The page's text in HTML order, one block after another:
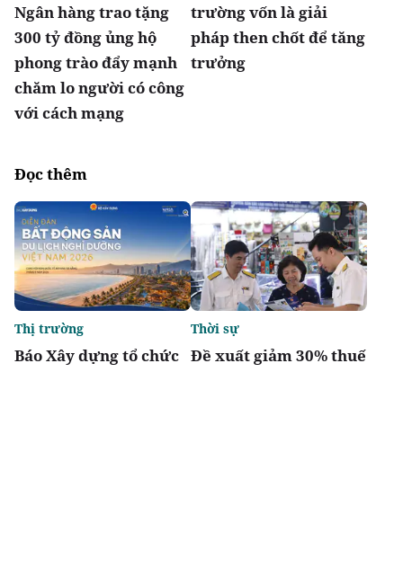
Ngân hàng trao tặng
300 tỷ đồng ủng hộ
phong trào đẩy mạnh
chăm lo người có công
với cách mạng
trường vốn là giải
pháp then chốt để tăng
trưởng
Đọc thêm
Báo Xây dựng tổ chức
Thị trường
Đề xuất giảm 30% thuế
Thời sự